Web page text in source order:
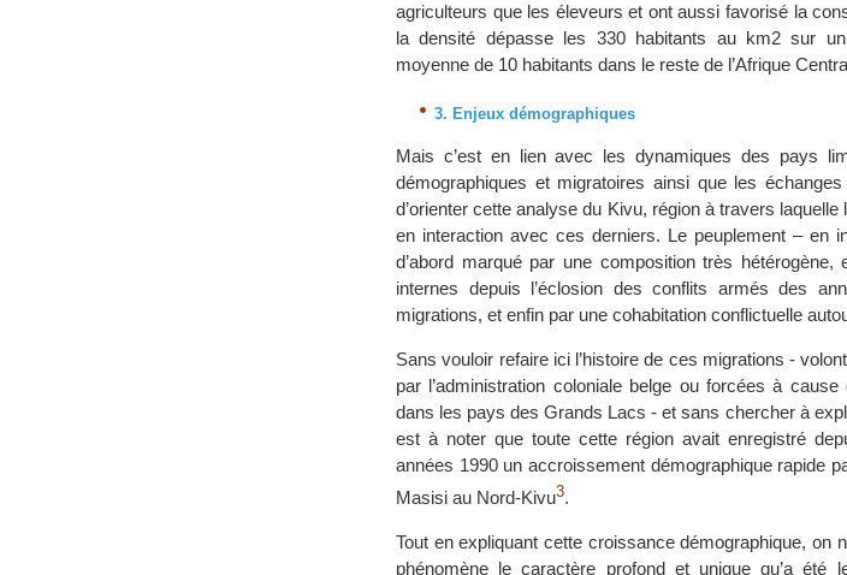
agriculteurs que les éleveurs et ont aussi favorisé la
la densité dépasse les 330 habitants au km2 sur
moyenne de 10 habitants dans le reste de l’Afrique
3. Enjeux démographiques
Mais c’est en lien avec les dynamiques des pays
démographiques et migratoires ainsi que les
d’orienter cette analyse du Kivu, région à travers
en interaction avec ces derniers. Le peuplement – en
d’abord marqué par une composition très
internes depuis l’éclosion des conflits armés des
migrations, et enfin par une cohabitation conflictuelle
Sans vouloir refaire ici l’histoire de ces migrations -
par l’administration coloniale belge ou forcées à
dans les pays des Grands Lacs - et sans chercher à
est à noter que toute cette région avait enregistré
années 1990 un accroissement démographique rapide
Masisi au Nord-Kivu3.
Tout en expliquant cette croissance démographique, on
phénomène le caractère profond et unique qu’a